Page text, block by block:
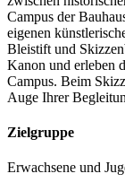
Campus der
eigenen
Bleistift und
Kanon und erleben
Campus. Beim
Auge Ihrer
Zielgruppe
Erwachsene und